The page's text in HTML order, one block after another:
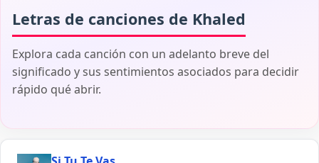
Letras de canciones de Khaled
Explora cada canción con un adelanto breve del
significado y sus sentimientos asociados para decidir
rápido qué abrir.